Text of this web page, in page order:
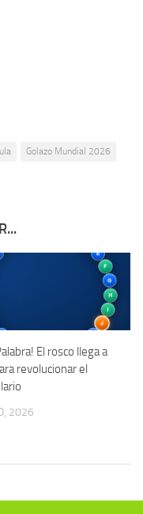
Golazo Mundial 2026
El rosco llega a
revolucionar el
2026